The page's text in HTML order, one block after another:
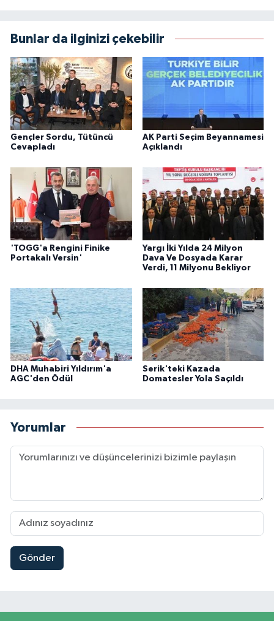
Bunlar da ilginizi çekebilir
Gençler Sordu, Tütüncü
Cevapladı
AK Parti Seçim Beyannamesi
Açıklandı
'TOGG'a Rengini Finike
Portakalı Versin'
Yargı İki Yılda 24 Milyon
Dava Ve Dosyada Karar
Verdi, 11 Milyonu Bekliyor
DHA Muhabiri Yıldırım'a
AGC'den Ödül
Serik'teki Kazada
Domatesler Yola Saçıldı
Yorumlar
Gönder